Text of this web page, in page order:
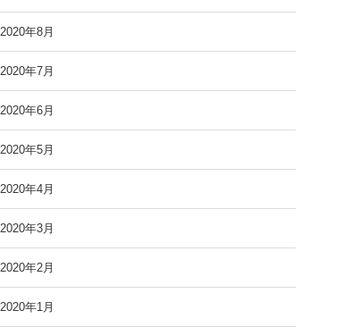
2020年8月
2020年7月
2020年6月
2020年5月
2020年4月
2020年3月
2020年2月
2020年1月